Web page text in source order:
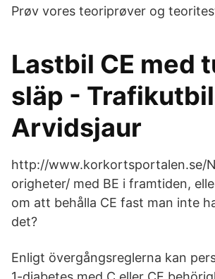
Prøv vores teoriprøver og
Lastbil CE med
släp -
Arvidsjaur
http://www.korkortsportalen.se/
origheter/ med BE i framtiden,
om att behålla CE fast man inte
det?
Enligt övergångsreglerna kan